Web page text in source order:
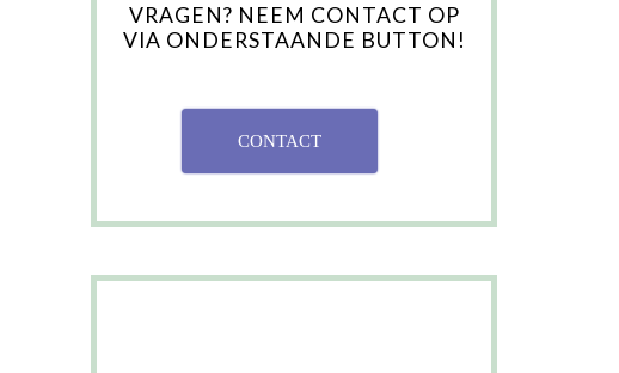
VRAGEN? NEEM CONTACT OP
VIA ONDERSTAANDE BUTTON!
CONTACT